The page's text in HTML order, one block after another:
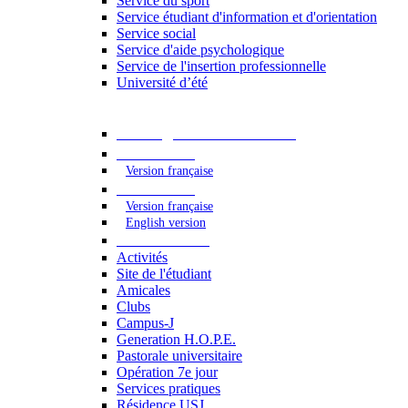
Service étudiant d'information et d'orientation
Service social
Service d'aide psychologique
Service de l'insertion professionnelle
Université d’été
Version française
Version française
English version
Activités
Site de l'étudiant
Amicales
Clubs
Campus-J
Generation H.O.P.E.
Pastorale universitaire
Opération 7e jour
Services pratiques
Résidence USJ